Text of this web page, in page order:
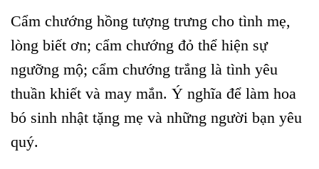
Cẩm chướng hồng tượng trưng cho tình mẹ,
lòng biết ơn; cẩm chướng đỏ thể hiện sự
ngưỡng mộ; cẩm chướng trắng là tình yêu
thuần khiết và may mắn. Ý nghĩa để làm hoa
bó sinh nhật tặng mẹ và những người bạn yêu
quý.